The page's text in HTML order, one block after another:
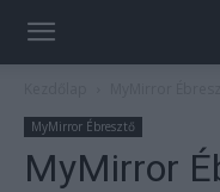
MyMirror Ébresztő
MyMirror